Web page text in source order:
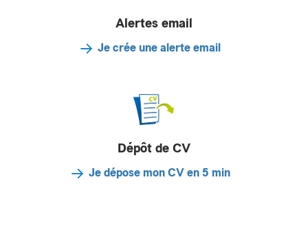
Alertes email
Je crée une alerte email
Dépôt de CV
Je dépose mon CV en 5 min